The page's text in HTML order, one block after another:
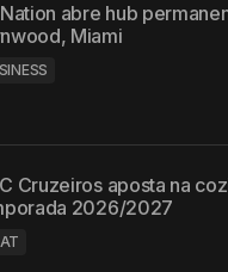
Nation abre hub
Miami
Cruzeiros aposta na
2026/2027